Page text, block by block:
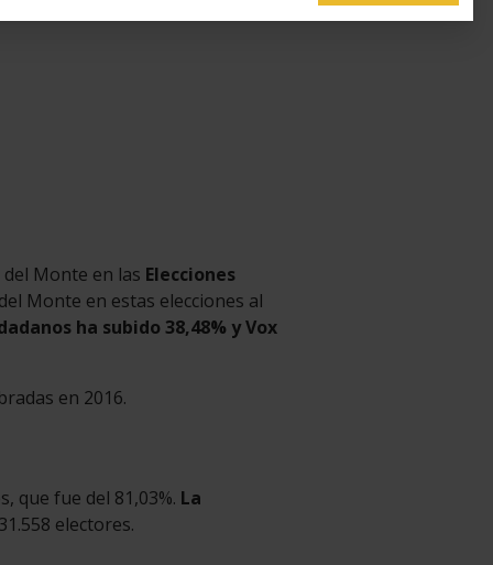
Monte en las Elecciones
Monte en estas elecciones al
ha subido 38,48% y Vox
en 2016.
que fue del 81,03%. La
electores.